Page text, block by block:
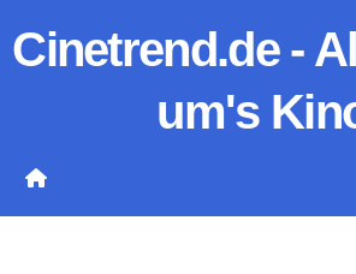
Inhalt
Cinetrend.de -
um's